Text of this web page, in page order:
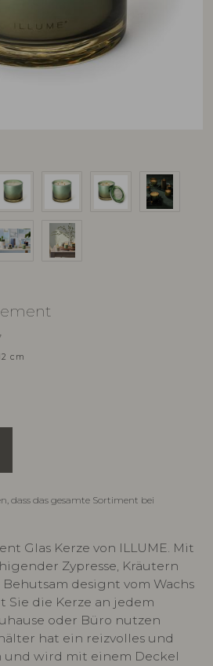
cm
dass das gesamte Sortiment bei
Glas Kerze von ILLUME. Mit
Zypresse, Kräutern
designt vom Wachs
Sie die Kerze an jedem
oder Büro nutzen
hat ein reizvolles und
und wird mit einem Deckel